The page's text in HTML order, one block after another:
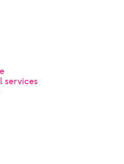
services